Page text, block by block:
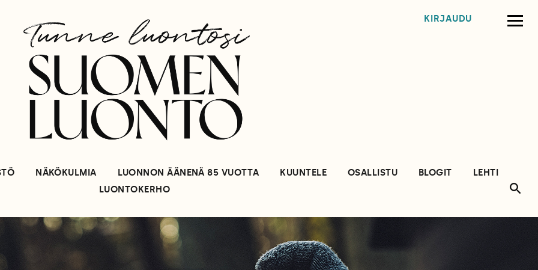
KIRJAUDU
NÄKÖKULMIA LUONNON ÄÄNENÄ 85 VUOTTA KUUNTELE OSALLISTU BLOGIT
LEHTI
LUONTOKERHO